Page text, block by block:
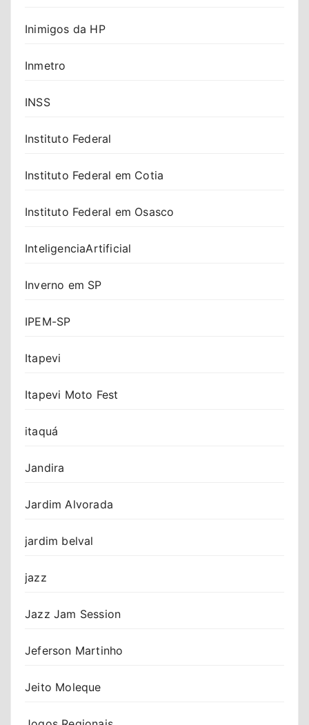
Inimigos da HP
Inmetro
INSS
Instituto Federal
Instituto Federal em Cotia
Instituto Federal em Osasco
InteligenciaArtificial
Inverno em SP
IPEM-SP
Itapevi
Itapevi Moto Fest
itaquá
Jandira
Jardim Alvorada
jardim belval
jazz
Jazz Jam Session
Jeferson Martinho
Jeito Moleque